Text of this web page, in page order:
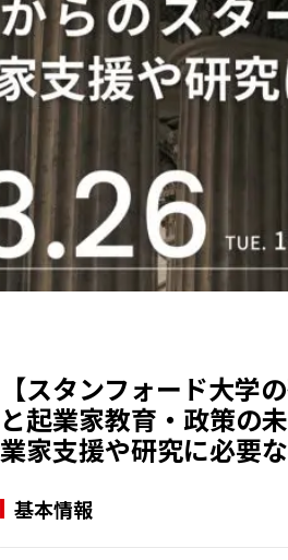
【スタンフォード大学
と起業家教育・政策の
業家支援や研究に必要
基本情報